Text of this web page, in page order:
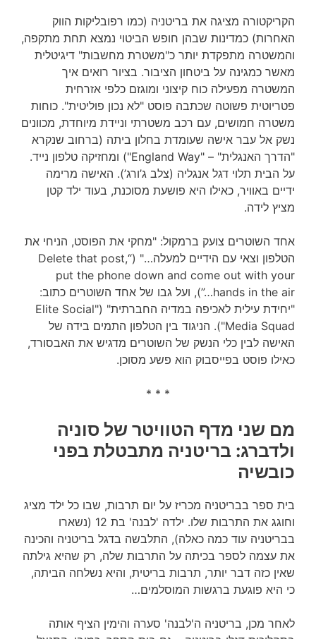
הקריקטורה מציגה את בריטניה (כמו רפובליקות הווק
האחרות) כמדינות שבהן חופש הביטוי נמצא תחת מתקפה,
והמשטרה מתפקדת יותר כ"משטרת מחשבות" דיגיטלית
מאשר כמגינה על ביטחון הציבור. בציור רואים איך
המשטרה מפעילה כוח קיצוני ומוגזם כלפי אזרחית
פטריוטית פשוטה שכתבה פוסט "לא נכון פוליטית". כוחות
משטרה חמושים, עם רכב משטרתי וניידת מיוחדת, מכוונים
נשק אל עבר אישה שעומדת בחלון ביתה (ברחוב שנקרא
"הדרך האנגלית" – "England Way") ומחזיקה טלפון נייד.
על הבית תלוי דגל אנגליה (צלב ג’ורג’). האישה מרימה
ידיים באוויר, כאילו היא פושעת מסוכנת, בעוד ילד קטן
מציץ לידה.
אחד השוטרים צועק ברמקול: "מחקי את הפוסט, הניחי את
הטלפון וצאי עם הידיים למעלה…" (“Delete that post,
put the phone down and come out with your
hands in the air…”), ועל גבו של אחד השוטרים כתוב:
"יחידת עילית לאכיפה במדיה החברתית" ("Elite Social
Media Squad"). הניגוד בין הטלפון התמים בידה של
האישה לבין כלי הנשק של השוטרים מדגיש את האבסורד,
כאילו פוסט בפייסבוק הוא פשע מסוכן.
* * *
מם שני מדף הטוויטר של סוניה
ולדברג: בריטניה מתבטלת בפני
כובשיה
בית ספר בבריטניה מכריז על יום תרבות, שבו כל ילד מציג
וחוגג את התרבות שלו. ילדה 'לבנה' בת 12 (נשארו
בבריטניה עוד כמה כאלה), התלבשה בדגל בריטניה והכינה
את עצמה לספר בכיתה על התרבות שלה, רק שהיא גילתה
שאין כזה דבר יותר, תרבות בריטית, והיא נשלחה הביתה,
כי היא פוגעת ברגשות המוסלמים…
לאחר מכן, בריטניה ה'לבנה' סערה והימין הציף אותה